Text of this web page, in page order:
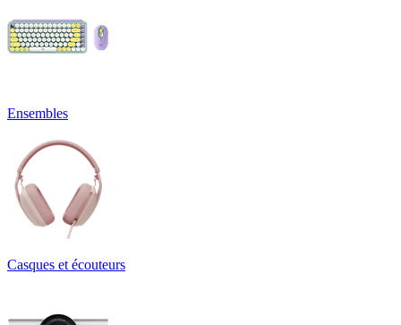
Ensembles
Casques et écouteurs